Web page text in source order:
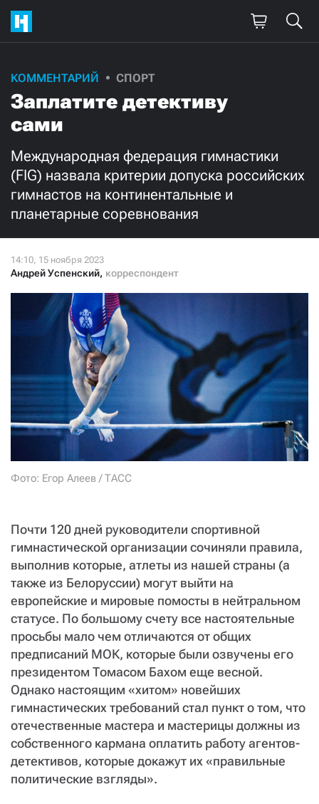
КОММЕНТАРИЙ СПОРТ
Заплатите детективу
сами
Международная федерация гимнастики
(FIG) назвала критерии допуска российских
гимнастов на континентальные и
планетарные соревнования
Андрей Успенский, корреспондент
Фото: Егор Алеев / ТАСС
Почти 120 дней руководители спортивной
гимнастической организации сочиняли правила,
выполнив которые, атлеты из нашей страны (а
также из Белоруссии) могут выйти на
европейские и мировые помосты в нейтральном
статусе. По большому счету все настоятельные
просьбы мало чем отличаются от общих
предписаний МОК, которые были озвучены его
президентом Томасом Бахом еще весной.
Однако настоящим «хитом» новейших
гимнастических требований стал пункт о том, что
отечественные мастера и мастерицы должны из
собственного кармана оплатить работу агентов-
детективов, которые докажут их «правильные
политические взгляды».
Поддержите
нашу работу!
Ежемесячно
3000 1000
500
я принимаю
условия и подтверждаю свое гражданство РФ
СТАТЬ СОУЧАСТНИКОМ
ПОДЕЛИТЬСЯ С ДРУЗЬЯМИ
Если у вас есть вопросы, пишите donate@novayagazeta.ruили
звоните:
+7 (929) 612-03-68